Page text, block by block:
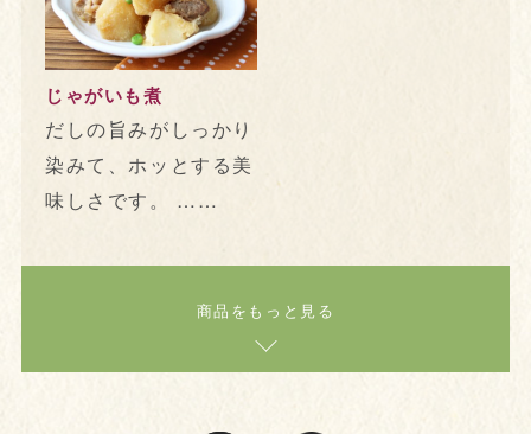
じゃがいも煮
だしの旨みがしっかり
染みて、ホッとする美
味しさです。 ……
商品をもっと見る